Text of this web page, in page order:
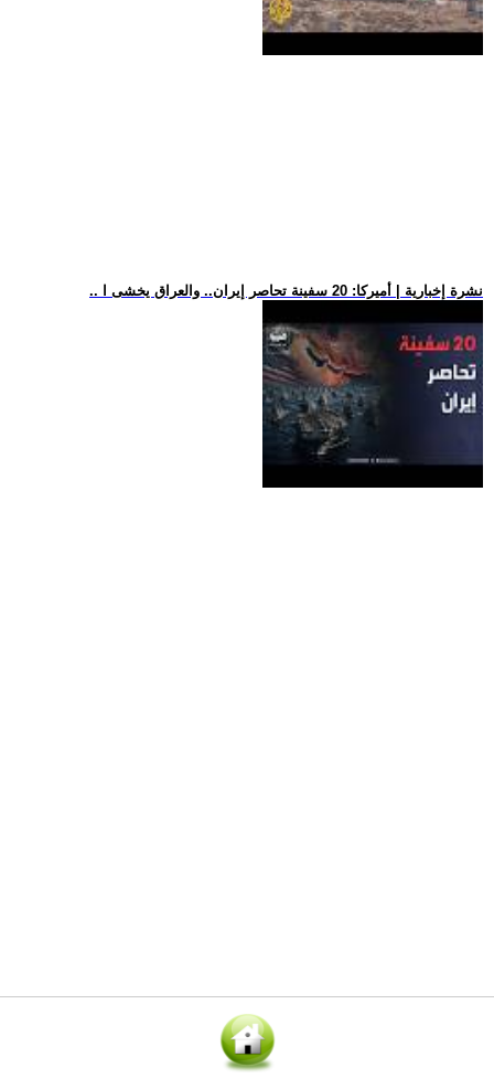
.. نشرة إخبارية | أميركا: 20 سفينة تحاصر إيران.. والعراق يخشى ا